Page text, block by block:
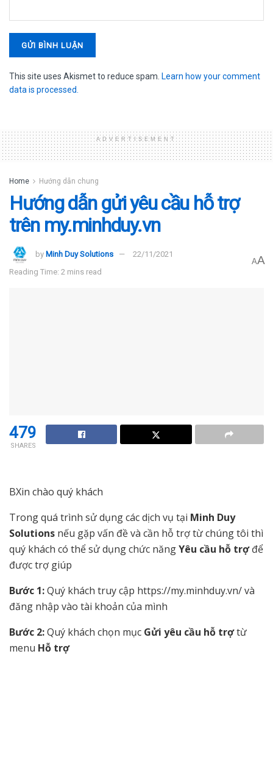
This site uses Akismet to reduce spam. Learn how your comment
data is processed.
ADVERTISEMENT
Home Hướng dẫn chung
Hướng dẫn gửi yêu cầu hỗ trợ
trên my.minhduy.vn
by Minh Duy Solutions
22/11/2021
Reading Time: 2 mins read
AA
479
SHARES
BXin chào quý khách
Trong quá trình sử dụng các dịch vụ tại Minh Duy
Solutions nếu gặp vấn đề và cần hỗ trợ từ chúng tôi thì
quý khách có thể sử dụng chức năngYêu cầu hỗ trợđể
được trợ giúp
Bước 1:Quý khách truy cập https://my.minhduy.vn/ và
đăng nhập vào tài khoản của mình
Bước 2:Quý khách chọn mục Gửi yêu cầu hỗ trợtừ
menu Hỗ trợ